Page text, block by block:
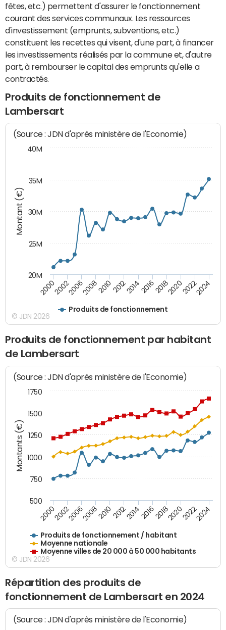
fêtes, etc.) permettent d'assurer le fonctionnement
courant des services communaux. Les ressources
d'investissement (emprunts, subventions, etc.)
constituent les recettes qui visent, d'une part, à financer
les investissements réalisés par la commune et, d'autre
part, à rembourser le capital des emprunts qu'elle a
contractés.
Produits de fonctionnement de
Lambersart
Montant (€)
(Source : JDN d'après ministère de l'Economie)
Produits de fonctionnement
200020022006200820102012201420162018202020222024
20M
25M
30M
35M
40M
© JDN 2026
Produits de fonctionnement par habitant
de Lambersart
Montants (€)
(Source : JDN d'après ministère de l'Economie)
Produits de fonctionnement / habitant
Moyenne nationale
Moyenne villes de 20 000 à 50 000 habitants
200020022006200820102012201420162018202020222024
500
750
1000
1250
1500
1750
© JDN 2026
Répartition des produits de
fonctionnement de Lambersart en 2024
(Source : JDN d'après ministère de l'Economie)